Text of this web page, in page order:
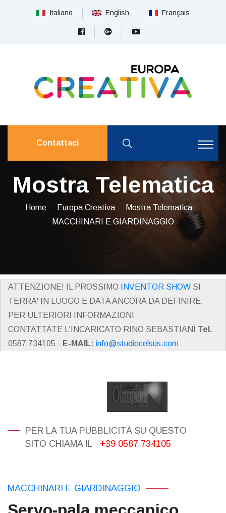
Italiano English Français
Contattaci
Mostra Telematica
Home Europa Creativa
Mostra Telematica
MACCHINARI E GIARDINAGGIO
ATTENZIONE! IL PROSSIMO INVENTOR SHOW SI
TERRA' IN LUOGO E DATA ANCORA DA DEFINIRE.
PER ULTERIORI INFORMAZIONI
CONTATTATE L'INCARICATO RINO SEBASTIANI Tel.
0587 734105 - E-MAIL: info@studiocelsus.com
PER LA TUA PUBBLICITÀ SU QUESTO
SITO CHIAMA IL
+39 0587 734105
MACCHINARI E GIARDINAGGIO